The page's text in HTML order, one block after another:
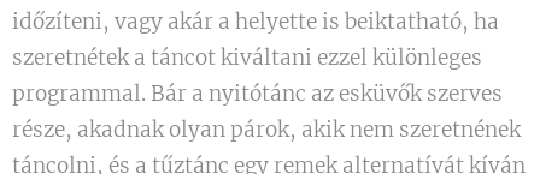
időzíteni, vagy akár a helyette is beiktatható, ha
szeretnétek a táncot kiváltani ezzel különleges
programmal. Bár a nyitótánc az esküvők szerves
része, akadnak olyan párok, akik nem szeretnének
táncolni, és a tűztánc egy remek alternatívát kíván